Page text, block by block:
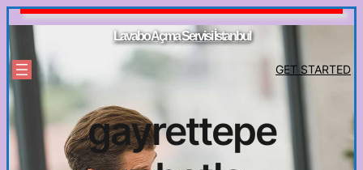
İçeriğe
Lavabo Açma Servisi İstanbul
GET STARTED
gayrettepe